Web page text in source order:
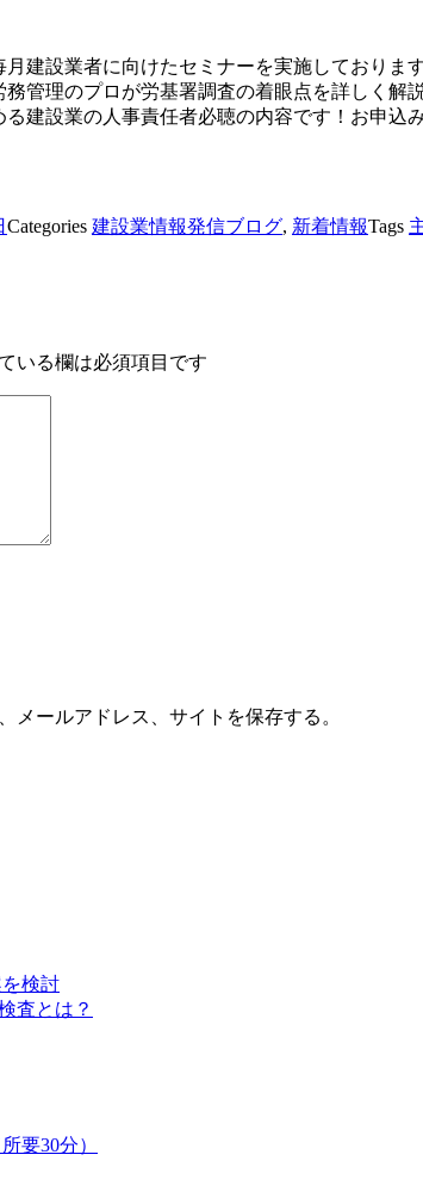
建設業者に向けたセミナーを実施しており
管理のプロが労基署調査の着眼点を詳しく
建設業の人事責任者必聴の内容です！お申
Categories 建設業情報発信ブログ, 新着情報Tags
いる欄は必須項目です
メールアドレス、サイトを保存する。
検討
査とは？
要30分）